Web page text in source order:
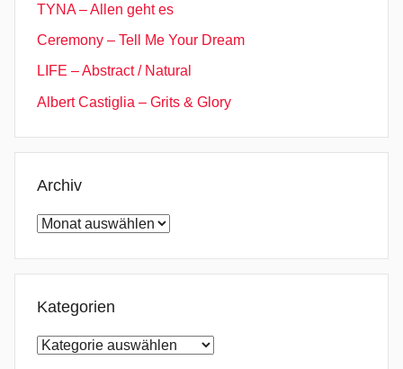
TYNA – Allen geht es
Ceremony – Tell Me Your Dream
LIFE – Abstract / Natural
Albert Castiglia – Grits & Glory
Archiv
Archiv
Kategorien
Kategorien